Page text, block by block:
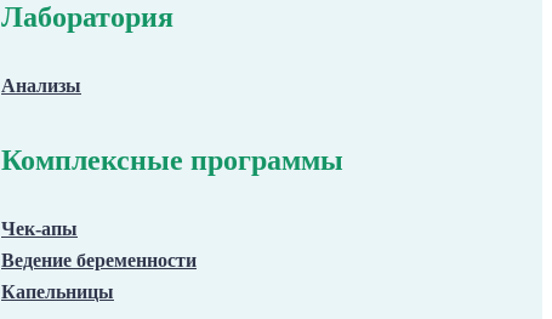
Лаборатория
Анализы
Комплексные программы
Чек-апы
Ведение беременности
Капельницы